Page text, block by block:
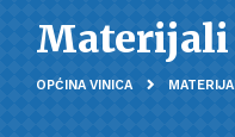
Materijali
OPĆINA VINICA